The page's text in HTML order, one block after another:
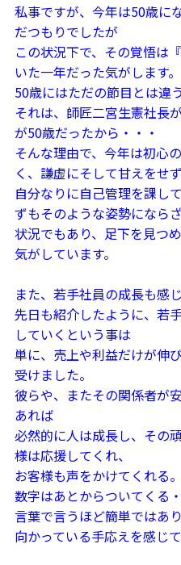
私事ですが、今年は50歳に
だつもりでしたが
この状況下で、その覚悟は
いた一年だった気がします。
50歳にはただの節目とは違
それは、師匠二宮生憲社長
が50歳だったから・・・
そんな理由で、今年は初心
く、謙虚にそして甘えをせ
自分なりに自己管理を課し
ずもそのような姿勢になら
状況でもあり、足下を見つ
気がしています。
また、若手社員の成長も感
先日も紹介したように、若
していくという事は
単に、売上や利益だけが伸
受けました。
彼らや、またその関係者が
あれば
必然的に人は成長し、その
様は応援してくれ、
お客様も声をかけてくれる。
数字はあとからついてくる・
言葉で言うほど簡単ではあ
向かっている手応えを感じて